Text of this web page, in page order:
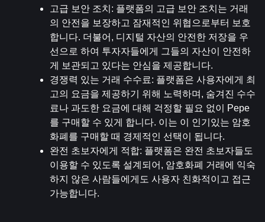
고급 보안 조치 : 플랫폼의 고급 보안 조치는 거래
의 안전을 보장하고 잠재적인 위협으로부터 보호
합니다. 더불어, 디지털 자산의 안전한 저장을 우
선으로 하여 투자자들에게 그들의 자산이 안전하
게 보관되고 있다는 안심을 제공합니다.
경쟁력 있는 거래 수수료: 플랫폼은 사용자에게 최
고의 요금을 제공하기 위해 노력하며, 숨겨진 수수
료나 과도한 요금에 대해 걱정할 필요 없이 Pepe
를 구매할 수 있게 합니다. 이는 이 인기있는 암호
화폐를 구매할 때 경제적인 선택이 됩니다.
완전 초보자에게 적합: 플랫폼은 완전 초보자들도
이용할 수 있도록 설계되어, 암호화폐 거래에 익숙
하지 않은 사람들에게도 사용자 친화적이고 접근
가능합니다.